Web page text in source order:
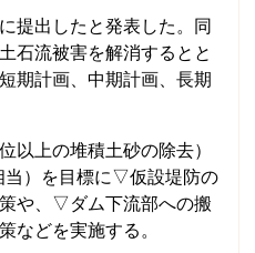
提出したと発表した。同
石流被害を解消するとと
期計画、中期計画、長期
上の堆積土砂の除去）
当）を目標に▽仮設堤防の
や、▽ダム下流部への搬
などを実施する。